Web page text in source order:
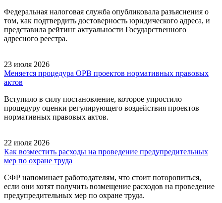
Федеральная налоговая служба опубликовала разъяснения о
том, как подтвердить достоверность юридического адреса, и
представила рейтинг актуальности Государственного
адресного реестра.
23 июля 2026
Меняется процедура ОРВ проектов нормативных правовых
актов
Вступило в силу постановление, которое упростило
процедуру оценки регулирующего воздействия проектов
нормативных правовых актов.
22 июля 2026
Как возместить расходы на проведение предупредительных
мер по охране труда
СФР напоминает работодателям, что стоит поторопиться,
если они хотят получить возмещение расходов на проведение
предупредительных мер по охране труда.